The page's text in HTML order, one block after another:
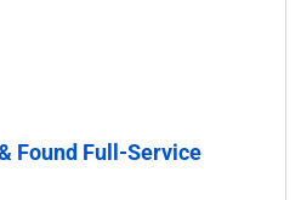
Found Full-Service